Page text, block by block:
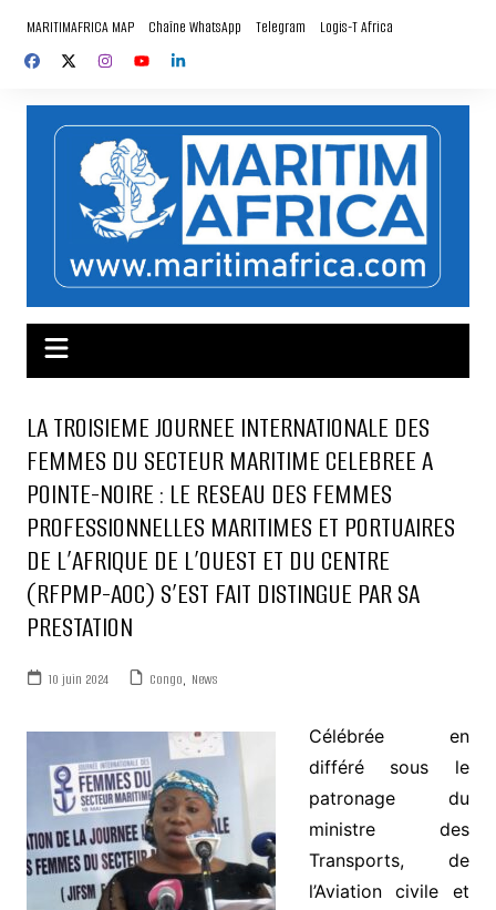
contenu
MARITIMAFRICA MAP Chaîne WhatsApp Telegram Logis-T Africa
LA TROISIEME JOURNEE INTERNATIONALE DES
FEMMES DU SECTEUR MARITIME CELEBREE A
POINTE-NOIRE : LE RESEAU DES FEMMES
PROFESSIONNELLES MARITIMES ET PORTUAIRES
DE L’AFRIQUE DE L’OUEST ET DU CENTRE
(RFPMP-AOC) S’EST FAIT DISTINGUE PAR SA
PRESTATION
10 juin 2024 Congo, News
Célébrée en
différé sous le
patronage du
ministre des
Transports, de
l’Aviation civile et